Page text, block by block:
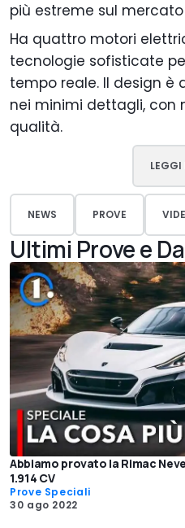
più estreme sul
Ha quattro motori
tecnologie sofisticate
tempo reale. Il design
nei minimi dettagli, con
qualità.
LEGGI
NEWS PROVE
Ultimi Prove e
Abbiamo provato la Rimac
1.914 CV
Prove Speciali
30 ago 2022